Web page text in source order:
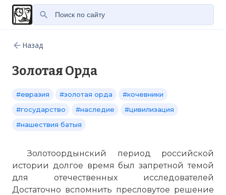
Назад
Золотая Орда
#евразия #золотая орда
#кочевники
#государство
#наследие
#цивилизация
#нашествия батыя
Золотоордынский период российской
истории долгое время был запретной темой
для отечественных исследователей
Достаточно вспомнить пресловутое решение